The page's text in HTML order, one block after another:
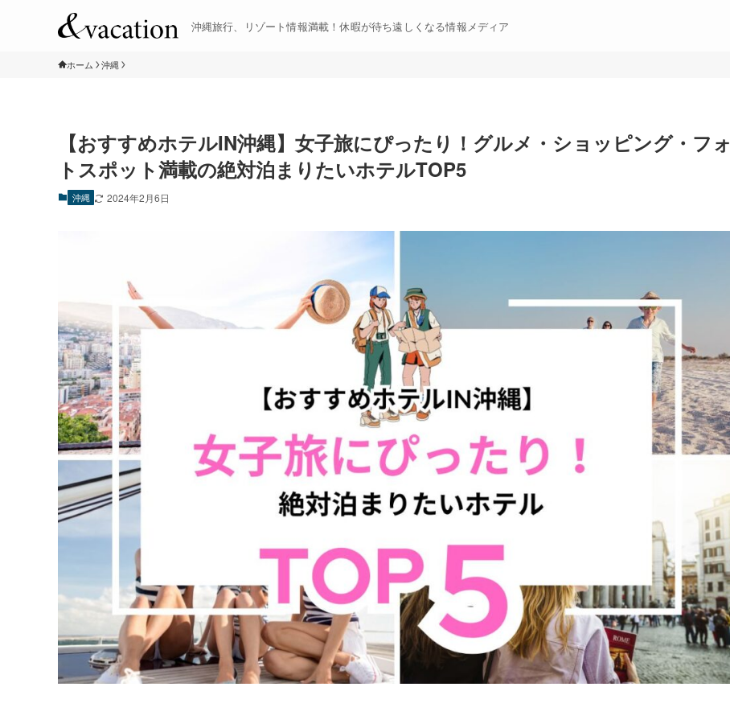
沖縄旅行、リゾート情報満載！休暇が待ち遠しくなる情報メディア
ホーム 沖縄
【おすすめホテルIN沖縄】女子旅にぴったり！グルメ・ショッピング・フォ
トスポット満載の絶対泊まりたいホテルTOP5
沖縄 2024年2月6日